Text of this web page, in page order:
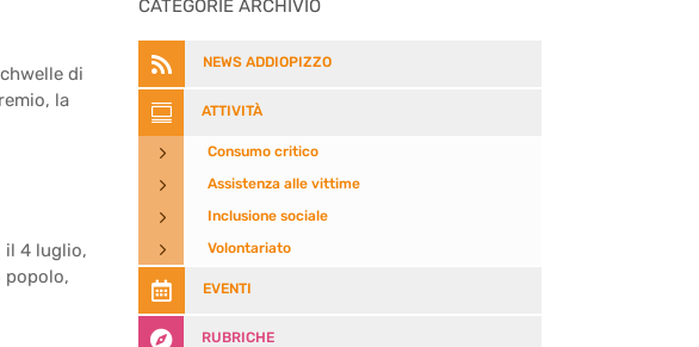
di
la
il 4 luglio,
popolo,
CATEGORIE ARCHIVIO
 NEWS ADDIOPIZZO
 ATTIVITÀ
5 Consumo critico
5 Assistenza alle vittime
5 Inclusione sociale
5 Volontariato
 EVENTI
 RUBRICHE